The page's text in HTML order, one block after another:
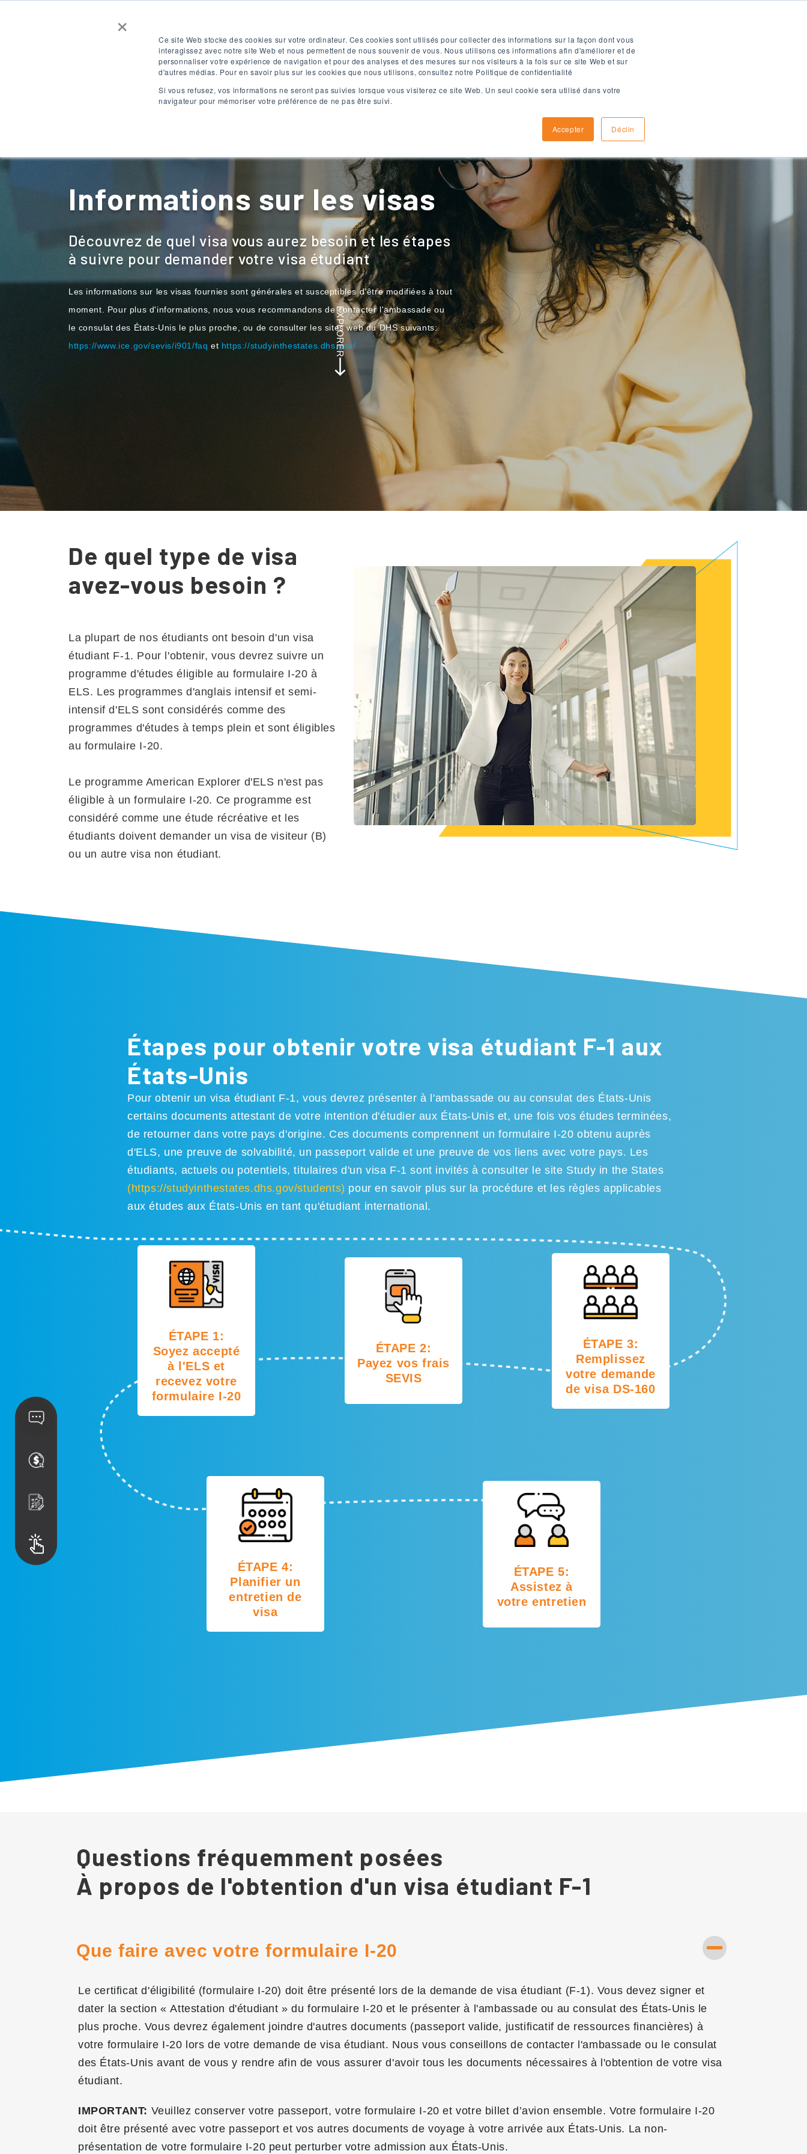
×
Ce site Web stocke des cookies sur votre ordinateur. Ces cookies sont utilisés pour collecter des informations sur la façon dont vous
interagissez avec notre site Web et nous permettent de nous souvenir de vous. Nous utilisons ces informations afin d'améliorer et de
personnaliser votre expérience de navigation et pour des analyses et des mesures sur nos visiteurs à la fois sur ce site Web et sur
d'autres médias. Pour en savoir plus sur les cookies que nous utilisons, consultez notre Politique de confidentialité
Si vous refusez, vos informations ne seront pas suivies lorsque vous visiterez ce site Web. Un seul cookie sera utilisé dans votre
navigateur pour mémoriser votre préférence de ne pas être suivi.
Accepter Déclin
SE CONNECTER FR
Destinations
Programmes
Programmes
s'inscrire
d'arrivée
Informations sur les visas
Découvrez de quel visa vous aurez besoin et les étapes
à suivre pour demander votre visa étudiant
Les informations sur les visas fournies sont générales et susceptibles d'être modifiées à tout
moment. Pour plus d'informations, nous vous recommandons de contacter l'ambassade ou
le consulat des États-Unis le plus proche, ou de consulter les sites web du DHS suivants:
https://www.ice.gov/sevis/i901/faq et https://studyinthestates.dhs.gov/
EXPLORER
De quel type de visa
avez-vous besoin ?
La plupart de nos étudiants ont besoin d'un visa
étudiant F-1. Pour l'obtenir, vous devrez suivre un
programme d'études éligible au formulaire I-20 à
ELS. Les programmes d'anglais intensif et semi-
intensif d'ELS sont considérés comme des
programmes d'études à temps plein et sont éligibles
au formulaire I-20.
Le programme American Explorer d'ELS n'est pas
éligible à un formulaire I-20. Ce programme est
considéré comme une étude récréative et les
étudiants doivent demander un visa de visiteur (B)
ou un autre visa non étudiant.
Étapes pour obtenir votre visa étudiant F-1 aux
États-Unis
Pour obtenir un visa étudiant F-1, vous devrez présenter à l'ambassade ou au consulat des États-Unis
certains documents attestant de votre intention d'étudier aux États-Unis et, une fois vos études terminées,
de retourner dans votre pays d'origine. Ces documents comprennent un formulaire I-20 obtenu auprès
d'ELS, une preuve de solvabilité, un passeport valide et une preuve de vos liens avec votre pays. Les
étudiants, actuels ou potentiels, titulaires d'un visa F-1 sont invités à consulter le site Study in the States
(https://studyinthestates.dhs.gov/students) pour en savoir plus sur la procédure et les règles applicables
aux études aux États-Unis en tant qu'étudiant international.
ÉTAPE 1:
Soyez accepté
à l'ELS et
recevez votre
formulaire I-20
ÉTAPE 2:
Payez vos frais
SEVIS
ÉTAPE 3:
Remplissez
votre demande
de visa DS-160
ÉTAPE 4:
Planifier un
entretien de
visa
ÉTAPE 5:
Assistez à
votre entretien
Questions fréquemment posées
À propos de l'obtention d'un visa étudiant F-1
Que faire avec votre formulaire I-20
Le certificat d'éligibilité (formulaire I-20) doit être présenté lors de la demande de visa étudiant (F-1). Vous devez signer et
dater la section « Attestation d'étudiant » du formulaire I-20 et le présenter à l'ambassade ou au consulat des États-Unis le
plus proche. Vous devrez également joindre d'autres documents (passeport valide, justificatif de ressources financières) à
votre formulaire I-20 lors de votre demande de visa étudiant. Nous vous conseillons de contacter l'ambassade ou le consulat
des États-Unis avant de vous y rendre afin de vous assurer d'avoir tous les documents nécessaires à l'obtention de votre visa
étudiant.
IMPORTANT: Veuillez conserver votre passeport, votre formulaire I-20 et votre billet d’avion ensemble. Votre formulaire I-20
doit être présenté avec votre passeport et vos autres documents de voyage à votre arrivée aux États-Unis. La non-
présentation de votre formulaire I-20 peut perturber votre admission aux États-Unis.